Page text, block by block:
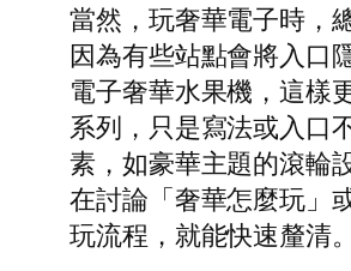
當然，玩奢華電子時，
因為有些站點會將入口
電子奢華水果機，這樣
系列，只是寫法或入口
素，如豪華主題的滾輪
在討論「奢華怎麼玩」
玩流程，就能快速釐清